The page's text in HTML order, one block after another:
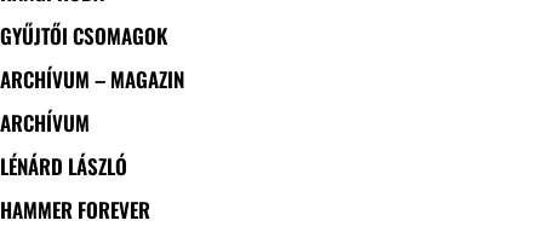
GYŰJTŐI CSOMAGOK
ARCHÍVUM – MAGAZIN
ARCHÍVUM
LÉNÁRD LÁSZLÓ
HAMMER FOREVER